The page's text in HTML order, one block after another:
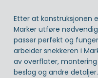
Etter at konstruksjonen
Marker utføre
passer perfekt og
arbeider snekkeren i
av overflater,
beslag og andre detaljer.